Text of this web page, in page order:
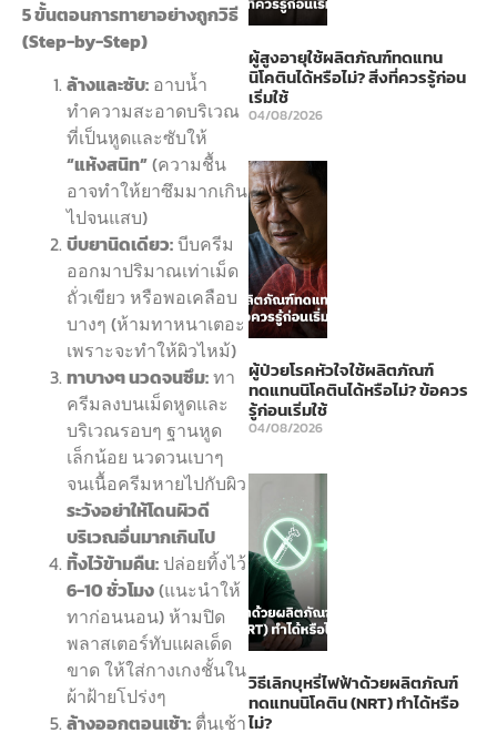
5 ขั้นตอนการทายาอย่างถูกวิธี
(Step-by-Step)
ล้างและซับ: อาบน้ำ
ทำความสะอาดบริเวณ
ที่เป็นหูดและซับให้
“แห้งสนิท”(ความชื้น
อาจทำให้ยาซึมมากเกิน
ไปจนแสบ)
บีบยานิดเดียว:บีบครีม
ออกมาปริมาณเท่าเม็ด
ถั่วเขียว หรือพอเคลือบ
บางๆ (ห้ามทาหนาเตอะ
เพราะจะทำให้ผิวไหม้)
ทาบางๆ นวดจนซึม:ทา
ครีมลงบนเม็ดหูดและ
บริเวณรอบๆ ฐานหูด
เล็กน้อย นวดวนเบาๆ
จนเนื้อครีมหายไปกับผิว
ระวังอย่าให้โดนผิวดี
บริเวณอื่นมากเกินไป
ทิ้งไว้ข้ามคืน: ปล่อยทิ้งไว้
6-10 ชั่วโมง(แนะนำให้
ทาก่อนนอน) ห้ามปิด
พลาสเตอร์ทับแผลเด็ด
ขาด ให้ใส่กางเกงชั้นใน
ผ้าฝ้ายโปร่งๆ
ล้างออกตอนเช้า: ตื่นเช้า
ผู้สูงอายุใช้ผลิตภัณฑ์ทดแทน
นิโคตินได้หรือไม่? สิ่งที่ควรรู้ก่อน
เริ่มใช้
04/08/2026
ผู้ป่วยโรคหัวใจใช้ผลิตภัณฑ์
ทดแทนนิโคตินได้หรือไม่? ข้อควร
รู้ก่อนเริ่มใช้
04/08/2026
วิธีเลิกบุหรี่ไฟฟ้าด้วยผลิตภัณฑ์
ทดแทนนิโคติน (NRT) ทำได้หรือ
ไม่?